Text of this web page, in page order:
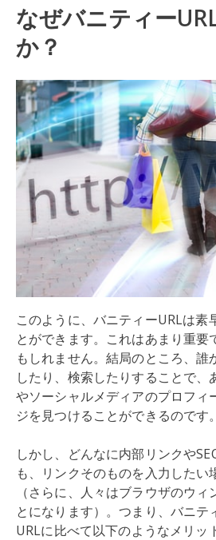
なぜバニティー
か？
このように、バニティーURLは素
とができます。これはあまり重要
もしれません。結局のところ、誰
したり、検索したりすることで、
やソーシャルメディアのプロフィ
ジを見つけることができるのです。
しかし、どんなに内部リンクや
も、リンクそのものを入力したい
（さらに、人々はブラウザのウ
とになります）。つまり、バニテ
URLに比べて以下のようなメリッ